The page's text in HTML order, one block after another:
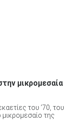
μικρομεσαία
του ’70, του
της